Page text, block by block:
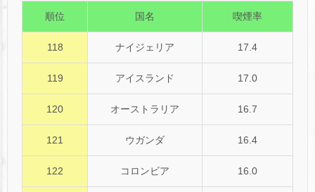
順位 国名 喫煙率
118 ナイジェリア 17.4
119 アイスランド 17.0
120 オーストラリア 16.7
121 ウガンダ 16.4
122 コロンビア 16.0